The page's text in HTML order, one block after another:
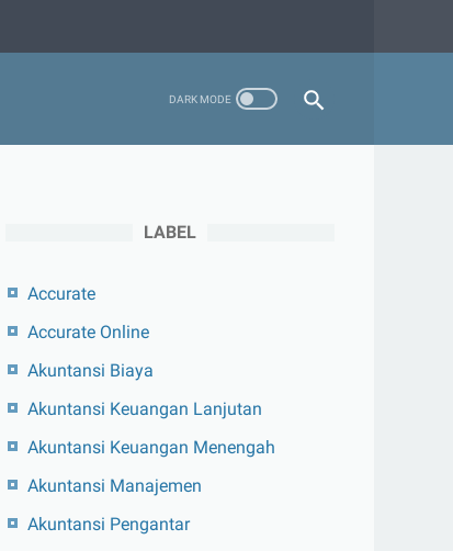
LABEL
Accurate
Accurate Online
Akuntansi Biaya
Akuntansi Keuangan Lanjutan
Akuntansi Keuangan Menengah
Akuntansi Manajemen
Akuntansi Pengantar